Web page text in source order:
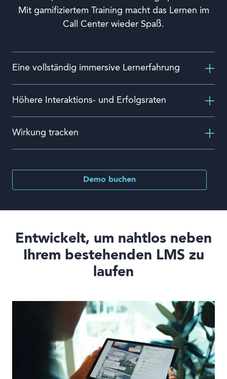
Mit gamifiziertem Training macht das Lernen im
Call Center wieder Spaß.
Eine vollständig immersive Lernerfahrung
Höhere Interaktions- und Erfolgsraten
Wirkung tracken
Demo buchen
Entwickelt, um nahtlos neben
Ihrem bestehenden LMS zu
laufen